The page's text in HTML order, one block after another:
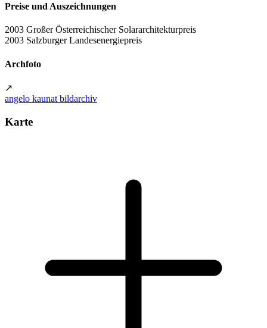
Preise und Auszeichnungen
2003 Großer Österreichischer Solararchitekturpreis
2003 Salzburger Landesenergiepreis
Archfoto
↗
angelo kaunat bildarchiv
Karte